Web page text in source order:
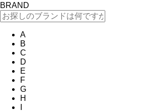
BRAND
A
B
C
D
E
F
G
H